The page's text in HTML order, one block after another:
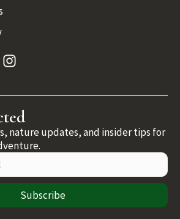
nature updates, and insider tips for
Subscribe